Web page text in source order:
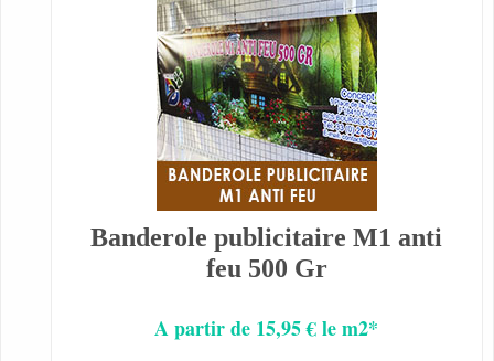
Banderole publicitaire M1 anti
feu 500 Gr
A partir de 15,95 € le m2*